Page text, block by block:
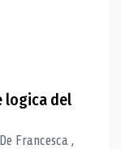
logica del
Francesca ,